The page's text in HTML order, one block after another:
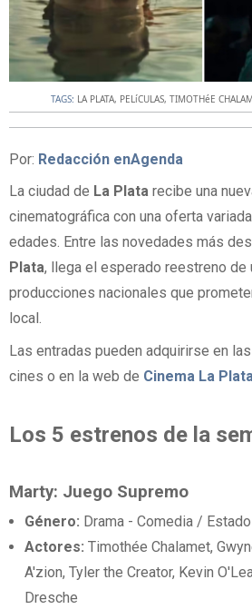
TAGS: LA PLATA, PELíCULAS, TIMOTHéE
Por: Redacción enAgenda
La ciudad de La Plata recibe una
cinematográfica con una oferta
edades. Entre las novedades más
Plata, llega el esperado reestreno de
producciones nacionales que
local.
Las entradas pueden adquirirse en
cines o en la web de Cinema La Plata
Los 5 estrenos de la
Marty: Juego Supremo
Género: Drama - Comedia /
Actores: Timothée Chalamet,
A'zion, Tyler the Creator, Kevin
Dresche